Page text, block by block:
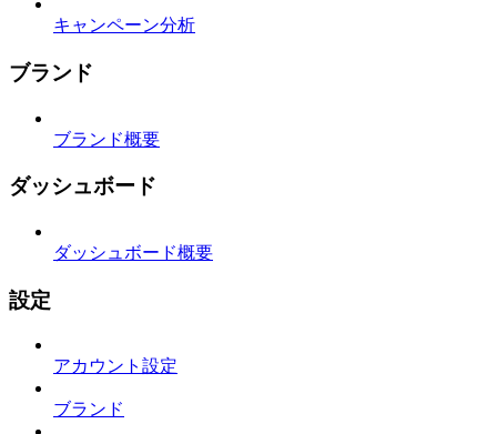
キャンペーン分析
ブランド
ブランド概要
ダッシュボード
ダッシュボード概要
設定
アカウント設定
ブランド